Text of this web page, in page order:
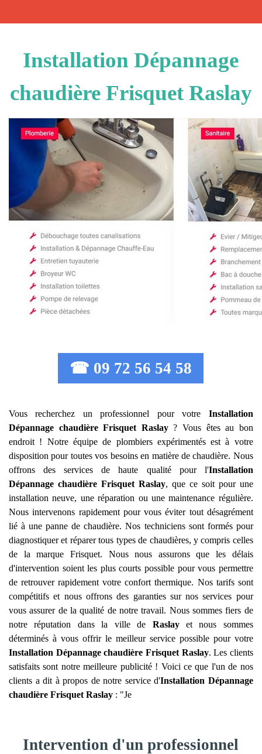
Installation Dépannage
chaudière Frisquet Raslay
☎ 09 72 56 54 58
Vous recherchez un professionnel pour votre Installation
Dépannage chaudière Frisquet Raslay? Vous êtes au bon
endroit ! Notre équipe de plombiers expérimentés est à votre
disposition pour toutes vos besoins en matière de chaudière. Nous
offrons des services de haute qualité pour l'Installation
Dépannage chaudière Frisquet Raslay, que ce soit pour une
installation neuve, une réparation ou une maintenance régulière.
Nous intervenons rapidement pour vous éviter tout désagrément
lié à une panne de chaudière. Nos techniciens sont formés pour
diagnostiquer et réparer tous types de chaudières, y compris celles
de la marque Frisquet. Nous nous assurons que les délais
d'intervention soient les plus courts possible pour vous permettre
de retrouver rapidement votre confort thermique. Nos tarifs sont
compétitifs et nous offrons des garanties sur nos services pour
vous assurer de la qualité de notre travail. Nous sommes fiers de
notre réputation dans la ville de Raslayet nous sommes
déterminés à vous offrir le meilleur service possible pour votre
Installation Dépannage chaudière Frisquet Raslay. Les clients
satisfaits sont notre meilleure publicité ! Voici ce que l'un de nos
clients a dit à propos de notre service d'Installation Dépannage
chaudière Frisquet Raslay : "Je
Intervention d'un professionnel